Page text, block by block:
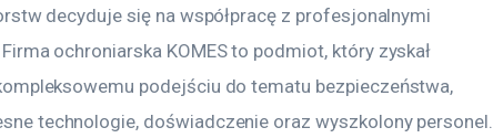
decyduje się na współpracę z profesjonalnymi
ochroniarska KOMES to podmiot, który zyskał
podejściu do tematu bezpieczeństwa,
technologie, doświadczenie oraz wyszkolony personel.